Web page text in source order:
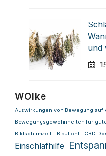
und
WOlke
Auswirkungen von Bewegung auf
Bewegungsgewohnheiten für
Bildschirmzeit
Blaulicht CBD
Einschlafhilfe